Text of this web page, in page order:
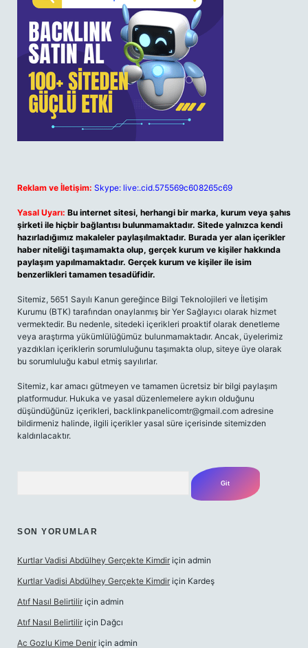
Reklam ve İletişim: Skype: live:.cid.575569c608265c69
Yasal Uyarı: Bu internet sitesi, herhangi bir marka, kurum veya şahıs
şirketi ile hiçbir bağlantısı bulunmamaktadır. Sitede yalnızca kendi
hazırladığımız makaleler paylaşılmaktadır. Burada yer alan içerikler
haber niteliği taşımamakta olup, gerçek kurum ve kişiler hakkında
paylaşım yapılmamaktadır. Gerçek kurum ve kişiler ile isim
benzerlikleri tamamen tesadüfidir.
Sitemiz, 5651 Sayılı Kanun gereğince Bilgi Teknolojileri ve İletişim
Kurumu (BTK) tarafından onaylanmış bir Yer Sağlayıcı olarak hizmet
vermektedir. Bu nedenle, sitedeki içerikleri proaktif olarak denetleme
veya araştırma yükümlülüğümüz bulunmamaktadır. Ancak, üyelerimiz
yazdıkları içeriklerin sorumluluğunu taşımakta olup, siteye üye olarak
bu sorumluluğu kabul etmiş sayılırlar.
Sitemiz, kar amacı gütmeyen ve tamamen ücretsiz bir bilgi paylaşım
platformudur. Hukuka ve yasal düzenlemelere aykırı olduğunu
düşündüğünüz içerikleri, backlinkpanelicomtr@gmail.com adresine
bildirmeniz halinde, ilgili içerikler yasal süre içerisinde sitemizden
kaldırılacaktır.
SON YORUMLAR
Kurtlar Vadisi Abdülhey Gerçekte Kimdir için admin
Kurtlar Vadisi Abdülhey Gerçekte Kimdir için Kardeş
Atıf Nasıl Belirtilir için admin
Atıf Nasıl Belirtilir için Dağcı
Ac Gozlu Kime Denir için admin